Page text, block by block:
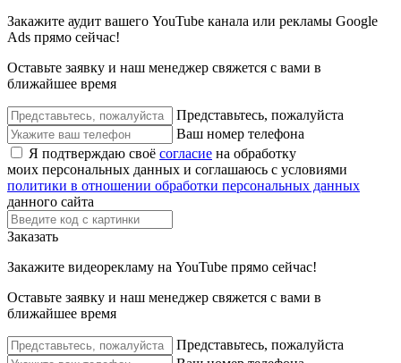
Закажите аудит вашего YouTube канала или рекламы Google
Ads прямо сейчас!
Оставьте заявку и наш менеджер свяжется с вами в
ближайшее время
Представьтесь, пожалуйста
Ваш номер телефона
Я подтверждаю своё согласие на обработку
моих персональных данных и соглашаюсь с условиями
политики в отношении обработки персональных данных
данного сайта
Заказать
Закажите видеорекламу на YouTube прямо сейчас!
Оставьте заявку и наш менеджер свяжется с вами в
ближайшее время
Представьтесь, пожалуйста